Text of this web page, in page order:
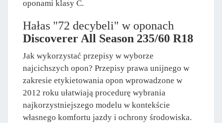
oponami klasy C.
Hałas "72 decybeli" w oponach
Discoverer All Season 235/60 R18
Jak wykorzystać przepisy w wyborze
najcichszych opon? Przepisy prawa unijnego w
zakresie etykietowania opon wprowadzone w
2012 roku ułatwiają procedurę wybrania
najkorzystniejszego modelu w kontekście
własnego komfortu jazdy i ochrony środowiska.